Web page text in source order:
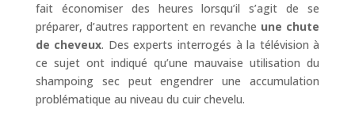
fait économiser des heures lorsqu’il s’agit de se
préparer, d’autres rapportent en revanche une chute
de cheveux. Des experts interrogés à la télévision à
ce sujet ont indiqué qu’une mauvaise utilisation du
shampoing sec peut engendrer une accumulation
problématique au niveau du cuir chevelu.